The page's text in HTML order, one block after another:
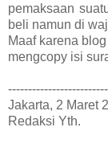
pemaksaan
beli namun di
Maaf karena
mengcopy isi
Jakarta, 2 Maret
Redaksi Yth.